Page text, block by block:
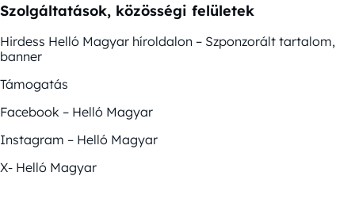
Szolgáltatások, közösségi felületek
Hirdess Helló Magyar híroldalon – Szponzorált tartalom,
banner
Támogatás
Facebook – Helló Magyar
Instagram – Helló Magyar
X- Helló Magyar